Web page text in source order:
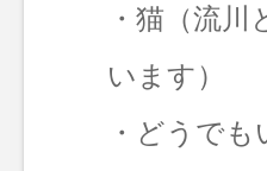
・猫（流
います）
・どうで